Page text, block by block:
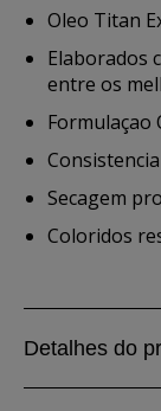
Oleo Titan
Elaborados
entre os
Formulaçao
Secagem
Coloridos
Detalhes do